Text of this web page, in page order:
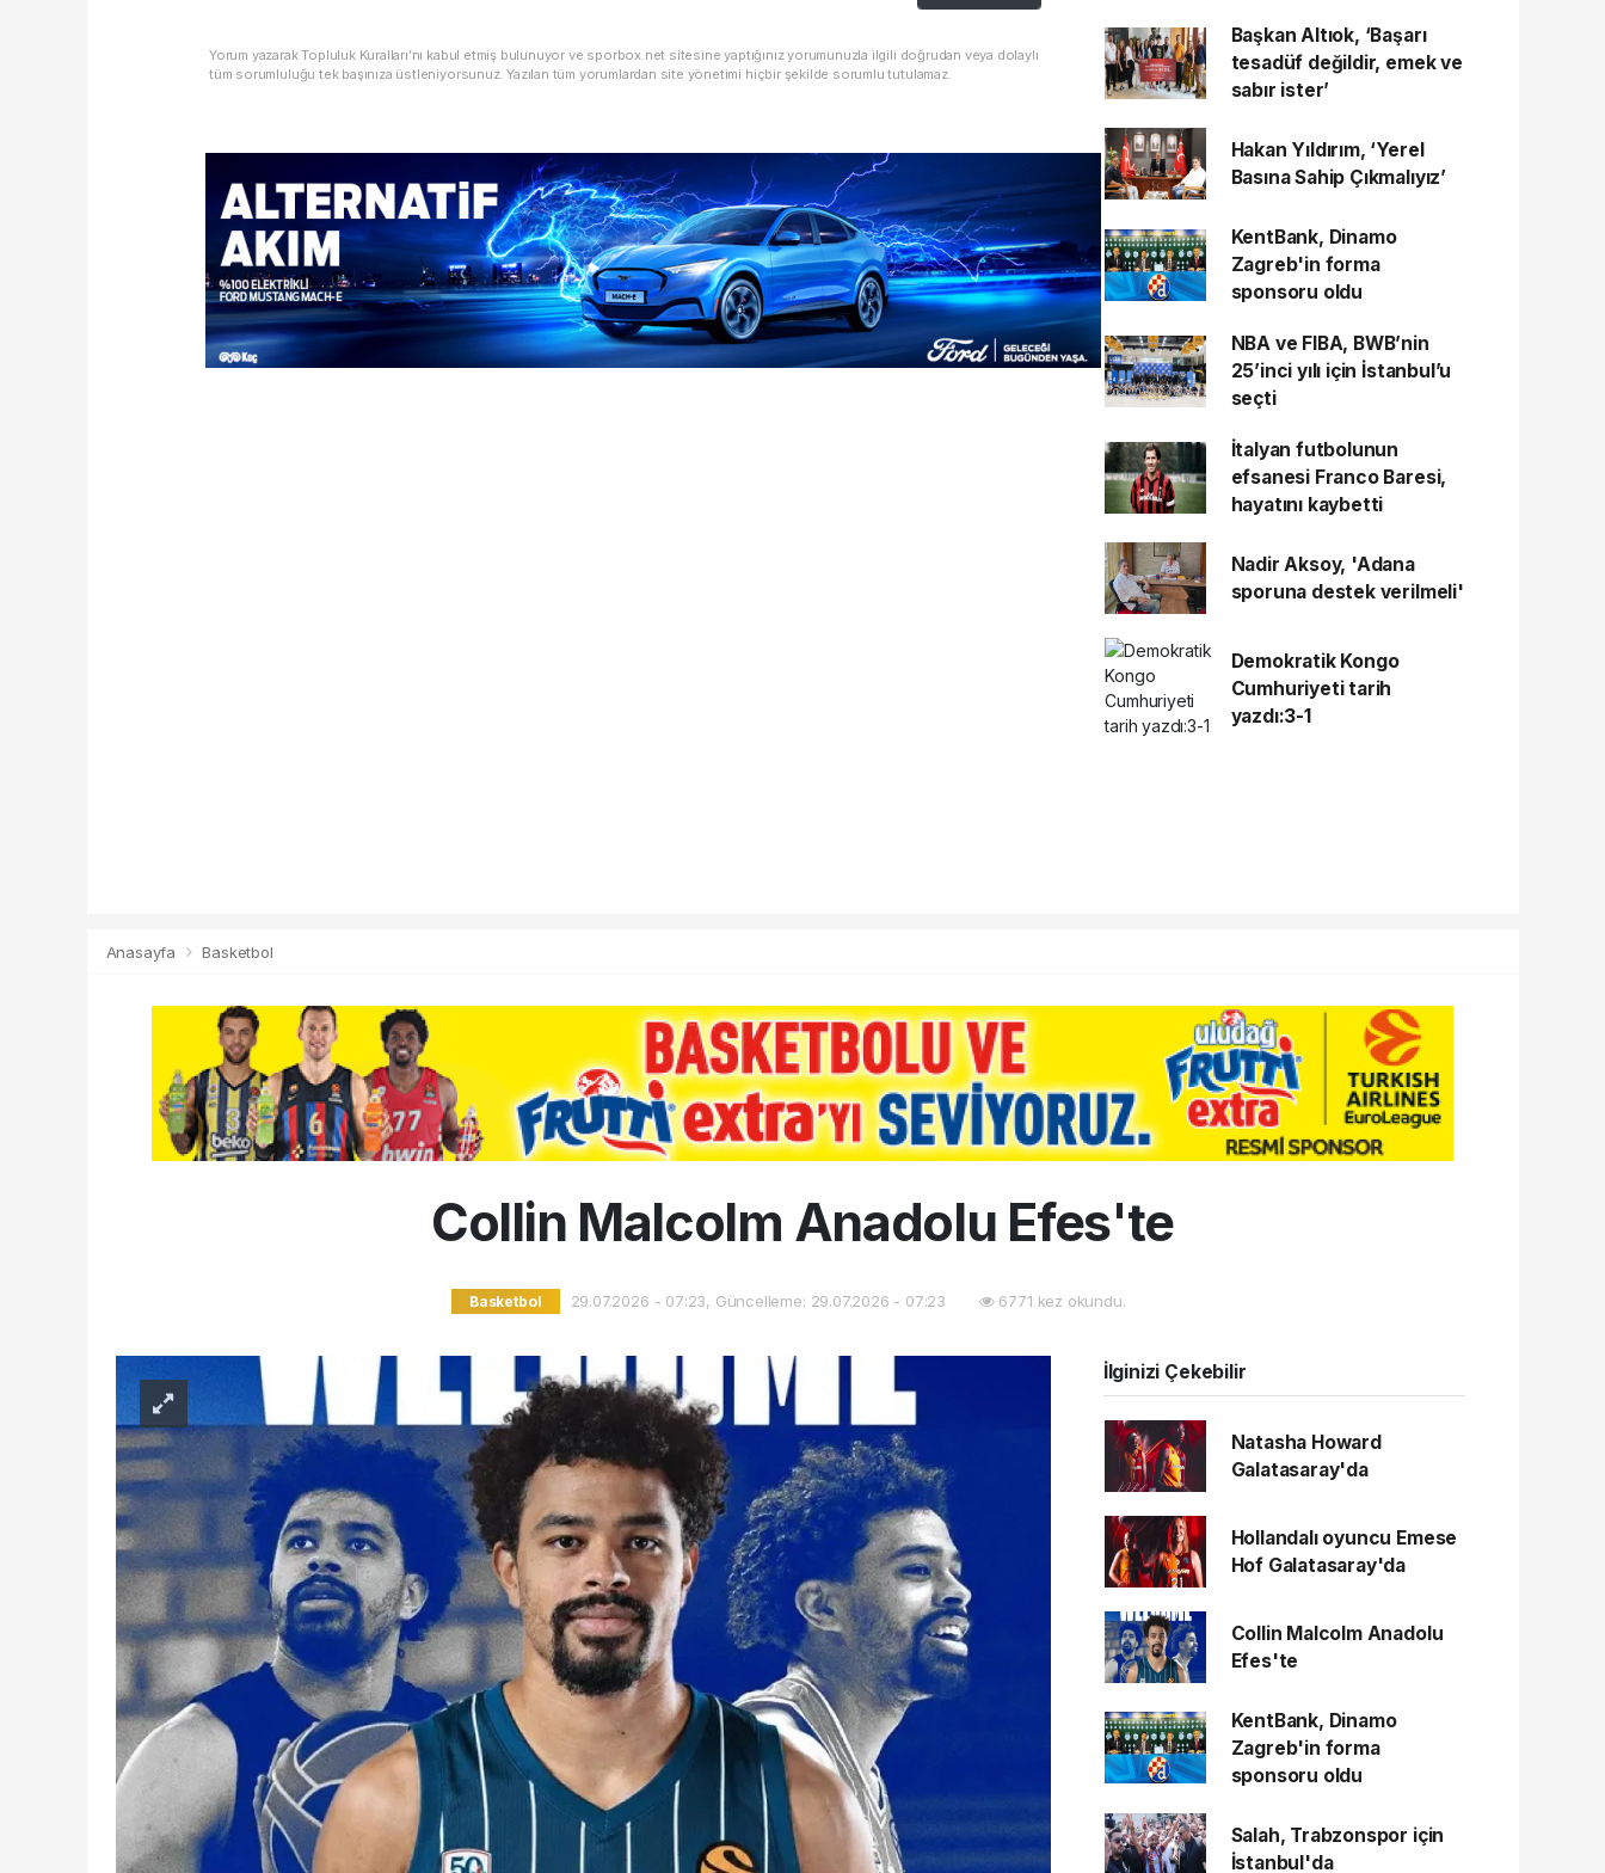
Yorum yazarak Topluluk Kuralları’nı kabul etmiş bulunuyor ve sporbox.net sitesine yaptığınız yorumunuzla ilgili doğrudan veya dolaylı
tüm sorumluluğu tek başınıza üstleniyorsunuz. Yazılan tüm yorumlardan site yönetimi hiçbir şekilde sorumlu tutulamaz.
Başkan Altıok, ‘Başarı
tesadüf değildir, emek ve
sabır ister’
Hakan Yıldırım, ‘Yerel
Basına Sahip Çıkmalıyız’
KentBank, Dinamo
Zagreb'in forma
sponsoru oldu
NBA ve FIBA, BWB’nin
25’inci yılı için İstanbul’u
seçti
İtalyan futbolunun
efsanesi Franco Baresi,
hayatını kaybetti
Nadir Aksoy, 'Adana
sporuna destek verilmeli'
Demokratik Kongo
Cumhuriyeti tarih
yazdı:3-1
Anasayfa Basketbol
Collin Malcolm Anadolu Efes'te
Basketbol 29.07.2026 - 07:23, Güncelleme: 29.07.2026 - 07:23 6771 kez okundu.
İlginizi Çekebilir
Natasha Howard
Galatasaray'da
Hollandalı oyuncu Emese
Hof Galatasaray'da
Collin Malcolm Anadolu
Efes'te
KentBank, Dinamo
Zagreb'in forma
sponsoru oldu
Salah, Trabzonspor için
İstanbul'da